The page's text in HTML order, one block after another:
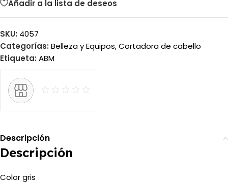
Añadir a la lista de deseos
SKU: 4057
Categorías: Belleza y Equipos,Cortadora de cabello
Etiqueta: ABM
Descripción
Descripción
Color gris